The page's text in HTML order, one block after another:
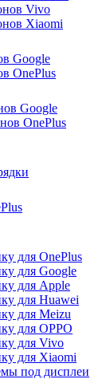
Vivo
Xiaomi
Google
OnePlus
Google
OnePlus
для OnePlus
для Google
для Apple
для Huawei
для Meizu
для OPPO
для Vivo
для Xiaomi
под дисплеи